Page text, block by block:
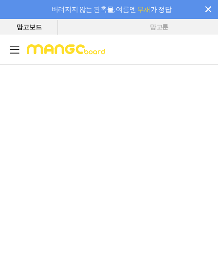
버려지지 않는 판촉물, 여름엔 부채가 정답
필요한 만큼 충전하고 끊김 없이 작업하세요! 새로워진 AI 부스터 요금제
망고보드 망고툰